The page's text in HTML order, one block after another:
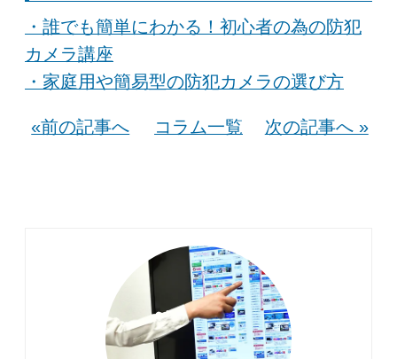
・誰でも簡単にわかる！初心者の為の防犯
カメラ講座
・家庭用や簡易型の防犯カメラの選び方
«前の記事へ コラム一覧 次の記事へ »